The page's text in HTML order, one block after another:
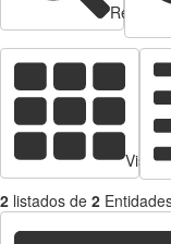
Reducir
Vista
2 listados de 2